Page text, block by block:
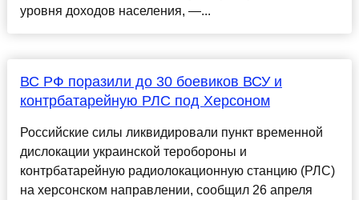
уровня доходов населения, —...
ВС РФ поразили до 30 боевиков ВСУ и
контрбатарейную РЛС под Херсоном
Российские силы ликвидировали пункт временной
дислокации украинской теробороны и
контрбатарейную радиолокационную станцию (РЛС)
на херсонском направлении, сообщил 26 апреля